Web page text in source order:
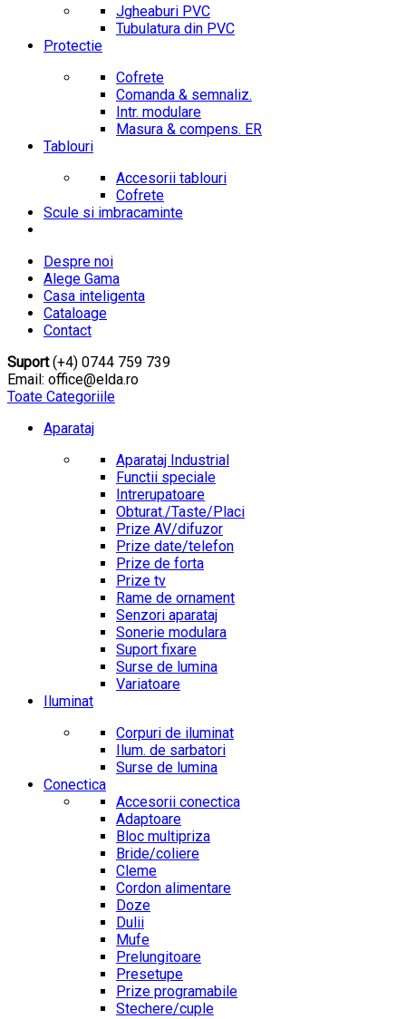
Jgheaburi PVC
Tubulatura din PVC
Protectie
Cofrete
Comanda & semnaliz.
Intr. modulare
Masura & compens. ER
Tablouri
Accesorii tablouri
Cofrete
Scule si imbracaminte
Despre noi
Alege Gama
Casa inteligenta
Cataloage
Contact
Suport(+4) 0744 759 739
Email: office@elda.ro
Toate Categoriile
Aparataj
Aparataj Industrial
Functii speciale
Intrerupatoare
Obturat./Taste/Placi
Prize AV/difuzor
Prize date/telefon
Prize de forta
Prize tv
Rame de ornament
Senzori aparataj
Sonerie modulara
Suport fixare
Surse de lumina
Variatoare
Iluminat
Corpuri de iluminat
Ilum. de sarbatori
Surse de lumina
Conectica
Accesorii conectica
Adaptoare
Bloc multipriza
Bride/coliere
Cleme
Cordon alimentare
Doze
Dulii
Mufe
Prelungitoare
Presetupe
Prize programabile
Stechere/cuple